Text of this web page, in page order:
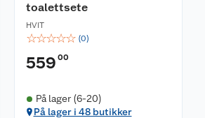
toalettsete
HVIT
☆☆☆☆☆ (0)
559 00
På lager (6-20)
På lager i 48 butikker